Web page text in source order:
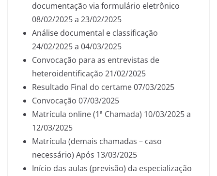
documentação via formulário eletrônico
08/02/2025 a 23/02/2025
Análise documental e classificação
24/02/2025 a 04/03/2025
Convocação para as entrevistas de
heteroidentificação 21/02/2025
Resultado Final do certame 07/03/2025
Convocação 07/03/2025
Matrícula online (1ª Chamada) 10/03/2025 a
12/03/2025
Matrícula (demais chamadas – caso
necessário) Após 13/03/2025
Início das aulas (previsão) da especialização